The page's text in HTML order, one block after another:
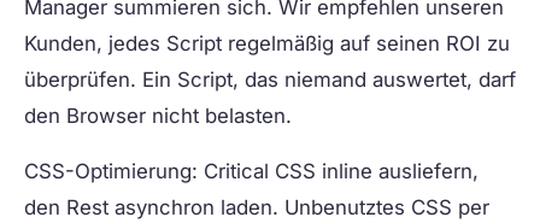
Manager summieren sich. Wir empfehlen unseren
Kunden, jedes Script regelmäßig auf seinen ROI zu
überprüfen. Ein Script, das niemand auswertet, darf
den Browser nicht belasten.
CSS-Optimierung: Critical CSS inline ausliefern,
den Rest asynchron laden. Unbenutztes CSS per